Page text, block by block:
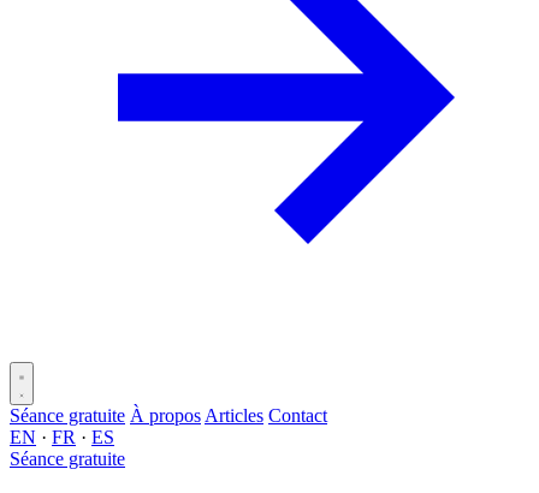
Séance gratuite À propos Articles Contact
EN · FR · ES
Séance gratuite